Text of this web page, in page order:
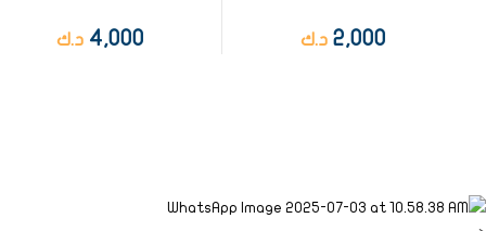
2,000 د.ك 4,000 د.ك